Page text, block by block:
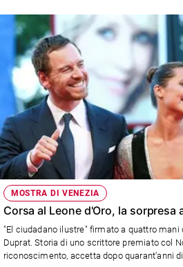
Bioetica
Vai
Riflessioni
Foto
Video
Podcast
Privacy
MOSTRA DI VENEZIA
Corsa al Leone d'Oro, la sorpresa
"El ciudadano ilustre" firmato a quattro mani
Duprat. Storia di uno scrittore premiato col
riconoscimento, accetta dopo quarant’anni